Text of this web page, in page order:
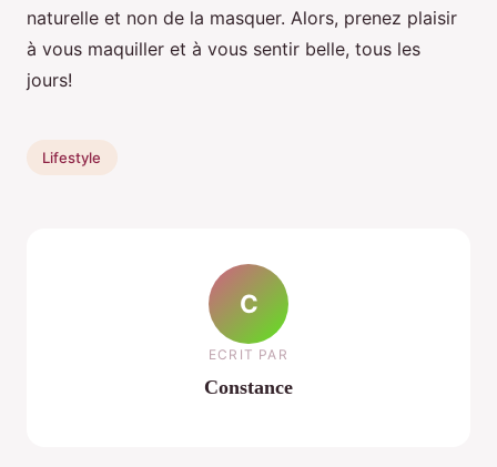
naturelle et non de la masquer. Alors, prenez plaisir
à vous maquiller et à vous sentir belle, tous les
jours!
Lifestyle
C
ECRIT PAR
Constance